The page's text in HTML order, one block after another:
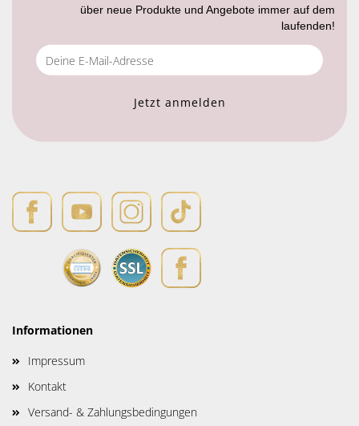
über neue Produkte und Angebote immer auf dem
laufenden!
Informationen
Impressum
Kontakt
Versand- & Zahlungsbedingungen